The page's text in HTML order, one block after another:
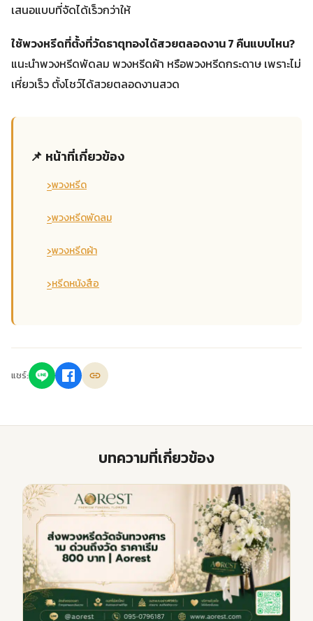
เสนอแบบที่จัดได้เร็วกว่าให้
ใช้พวงหรีดที่ตั้งที่วัดธาตุทองได้สวยตลอดงาน 7 คืนแบบไหน?
แนะนำพวงหรีดพัดลม พวงหรีดผ้า หรือพวงหรีดกระดาษ เพราะไม่
เหี่ยวเร็ว ตั้งโชว์ได้สวยตลอดงานสวด
📌 หน้าที่เกี่ยวข้อง
›พวงหรีด
›พวงหรีดพัดลม
›พวงหรีดผ้า
›หรีดหนังสือ
แชร์:
บทความที่เกี่ยวข้อง